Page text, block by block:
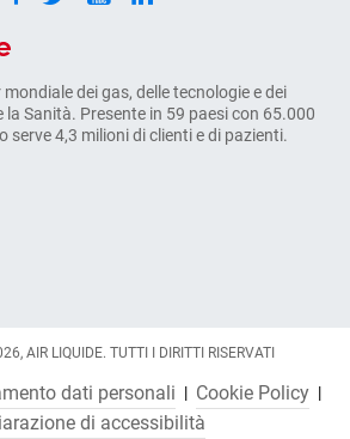
dei gas, delle tecnologie e dei
la Sanità. Presente in 59 paesi con 65.000
serve 4,3 milioni di clienti e di pazienti.
AIR LIQUIDE. TUTTI I DIRITTI RISERVATI
dati personali
Cookie Policy
di accessibilità